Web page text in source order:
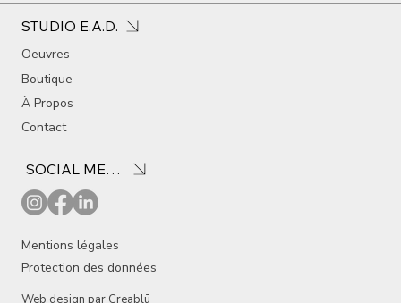
STUDIO E.A.D.
Oeuvres
Boutique
À Propos
Contact
SOCIAL MEDIA
Mentions légales
Protection des données
Web design par Creablū